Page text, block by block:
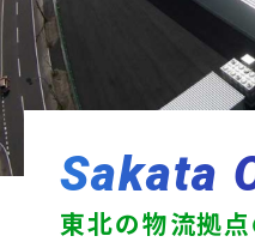
Sakata
東北の物流拠